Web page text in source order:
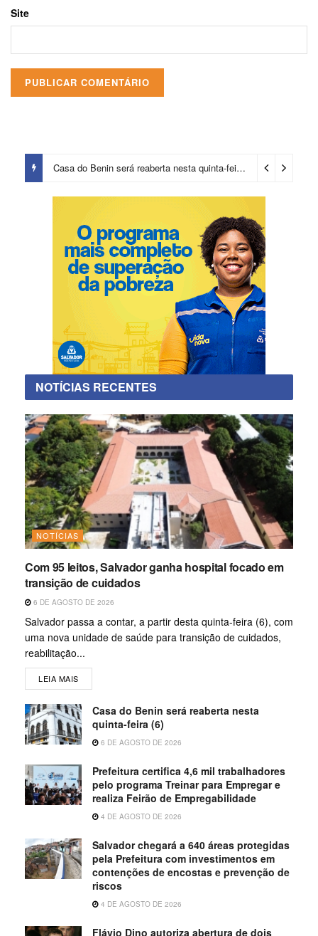
Site
Casa do Benin será reaberta nesta quinta-feira (6) 3 dias ago
NOTÍCIAS RECENTES
NOTÍCIAS
Com 95 leitos, Salvador ganha hospital focado em
transição de cuidados
6 DE AGOSTO DE 2026
Salvador passa a contar, a partir desta quinta-feira (6), com
uma nova unidade de saúde para transição de cuidados,
reabilitação...
LEIA MAIS
Casa do Benin será reaberta nesta
quinta-feira (6)
6 DE AGOSTO DE 2026
Prefeitura certifica 4,6 mil trabalhadores
pelo programa Treinar para Empregar e
realiza Feirão de Empregabilidade
4 DE AGOSTO DE 2026
Salvador chegará a 640 áreas protegidas
pela Prefeitura com investimentos em
contenções de encostas e prevenção de
riscos
4 DE AGOSTO DE 2026
Flávio Dino autoriza abertura de dois